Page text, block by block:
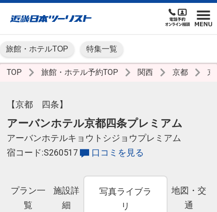
旅館・ホテルTOP 特集一覧
TOP 旅館・ホテル予約TOP 関西 京都 京
【京都 四条】
アーバンホテル京都四条プレミアム
アーバンホテルキョウトシジョウプレミアム
宿コード:S260517
口コミを見る
プラン一
覧
施設詳
細
写真ライブラ
リ
地図・交
通